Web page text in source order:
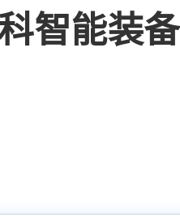
智能装